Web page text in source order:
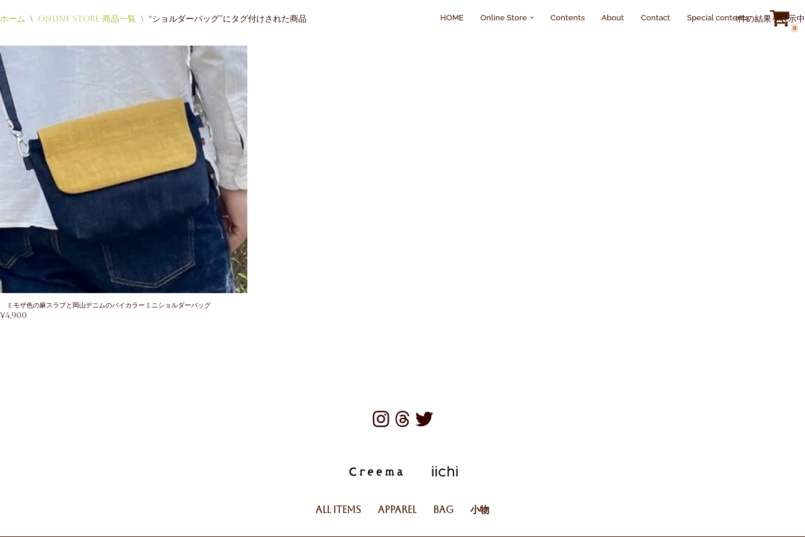
ン
ツ
へ
ス
キ
ッ
プ
HOME Online Store Contents About Contact Special contents
0
ホーム \ Online Store-商品一覧 \ “ショルダーバッグ”にタグ付けされた商品 1件の結果を表示中
ミモザ色の麻スラブと岡山デニムのバイカラーミニショルダーバッグ
¥4,900
All Items Apparel Bag 小物